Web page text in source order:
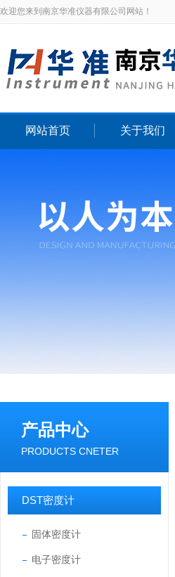
欢迎您来到南京华准仪器有限公司网站！
网站首页 关于我们
产品中心
PRODUCTS CNETER
DST密度计
固体密度计
电子密度计